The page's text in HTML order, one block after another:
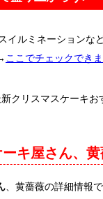
イルミネーションな
ここでチェックできま
クリスマスケーキ
キ屋さん、
、黄薔薇の詳細情報で